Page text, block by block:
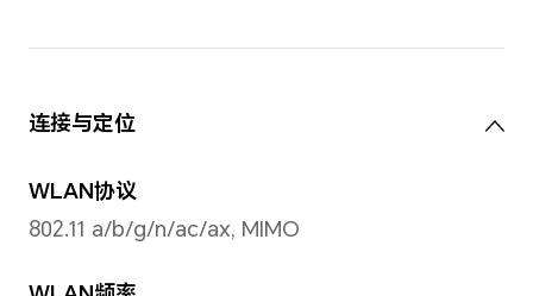
备注：不同拍照模式的照片像素可能